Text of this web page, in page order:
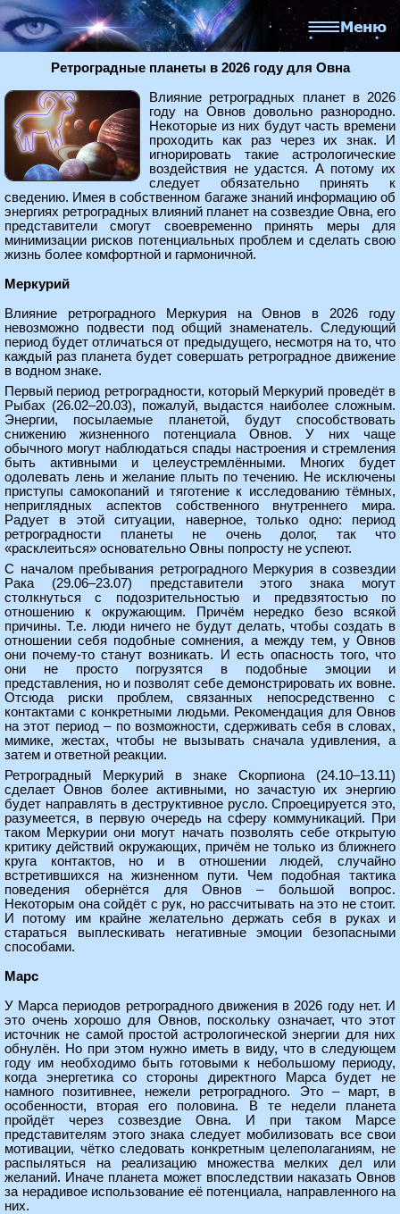
Ретроградные планеты в 2026 году для Овна
Влияние ретроградных планет в 2026
году на Овнов довольно разнородно.
Некоторые из них будут часть времени
проходить как раз через их знак. И
игнорировать такие астрологические
воздействия не удастся. А потому их
следует обязательно принять к
сведению. Имея в собственном багаже знаний информацию об
энергиях ретроградных влияний планет на созвездие Овна, его
представители смогут своевременно принять меры для
минимизации рисков потенциальных проблем и сделать свою
жизнь более комфортной и гармоничной.
Меркурий
Влияние ретроградного Меркурия на Овнов в 2026 году
невозможно подвести под общий знаменатель. Следующий
период будет отличаться от предыдущего, несмотря на то, что
каждый раз планета будет совершать ретроградное движение
в водном знаке.
Первый период ретроградности, который Меркурий проведёт в
Рыбах (26.02–20.03), пожалуй, выдастся наиболее сложным.
Энергии, посылаемые планетой, будут способствовать
снижению жизненного потенциала Овнов. У них чаще
обычного могут наблюдаться спады настроения и стремления
быть активными и целеустремлёнными. Многих будет
одолевать лень и желание плыть по течению. Не исключены
приступы самокопаний и тяготение к исследованию тёмных,
неприглядных аспектов собственного внутреннего мира.
Радует в этой ситуации, наверное, только одно: период
ретроградности планеты не очень долог, так что
«расклеиться» основательно Овны попросту не успеют.
С началом пребывания ретроградного Меркурия в созвездии
Рака (29.06–23.07) представители этого знака могут
столкнуться с подозрительностью и предвзятостью по
отношению к окружающим. Причём нередко безо всякой
причины. Т.е. люди ничего не будут делать, чтобы создать в
отношении себя подобные сомнения, а между тем, у Овнов
они почему-то станут возникать. И есть опасность того, что
они не просто погрузятся в подобные эмоции и
представления, но и позволят себе демонстрировать их вовне.
Отсюда риски проблем, связанных непосредственно с
контактами с конкретными людьми. Рекомендация для Овнов
на этот период – по возможности, сдерживать себя в словах,
мимике, жестах, чтобы не вызывать сначала удивления, а
затем и ответной реакции.
Ретроградный Меркурий в знаке Скорпиона (24.10–13.11)
сделает Овнов более активными, но зачастую их энергию
будет направлять в деструктивное русло. Спроецируется это,
разумеется, в первую очередь на сферу коммуникаций. При
таком Меркурии они могут начать позволять себе открытую
критику действий окружающих, причём не только из ближнего
круга контактов, но и в отношении людей, случайно
встретившихся на жизненном пути. Чем подобная тактика
поведения обернётся для Овнов – большой вопрос.
Некоторым она сойдёт с рук, но рассчитывать на это не стоит.
И потому им крайне желательно держать себя в руках и
стараться выплескивать негативные эмоции безопасными
способами.
Марс
У Марса периодов ретроградного движения в 2026 году нет. И
это очень хорошо для Овнов, поскольку означает, что этот
источник не самой простой астрологической энергии для них
обнулён. Но при этом нужно иметь в виду, что в следующем
году им необходимо быть готовыми к небольшому периоду,
когда энергетика со стороны директного Марса будет не
намного позитивнее, нежели ретроградного. Это – март, в
особенности, вторая его половина. В те недели планета
пройдёт через созвездие Овна. И при таком Марсе
представителям этого знака следует мобилизовать все свои
мотивации, чётко следовать конкретным целеполаганиям, не
распыляться на реализацию множества мелких дел или
желаний. Иначе планета может впоследствии наказать Овнов
за нерадивое использование её потенциала, направленного на
них.